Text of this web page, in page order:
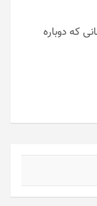
که دوباره